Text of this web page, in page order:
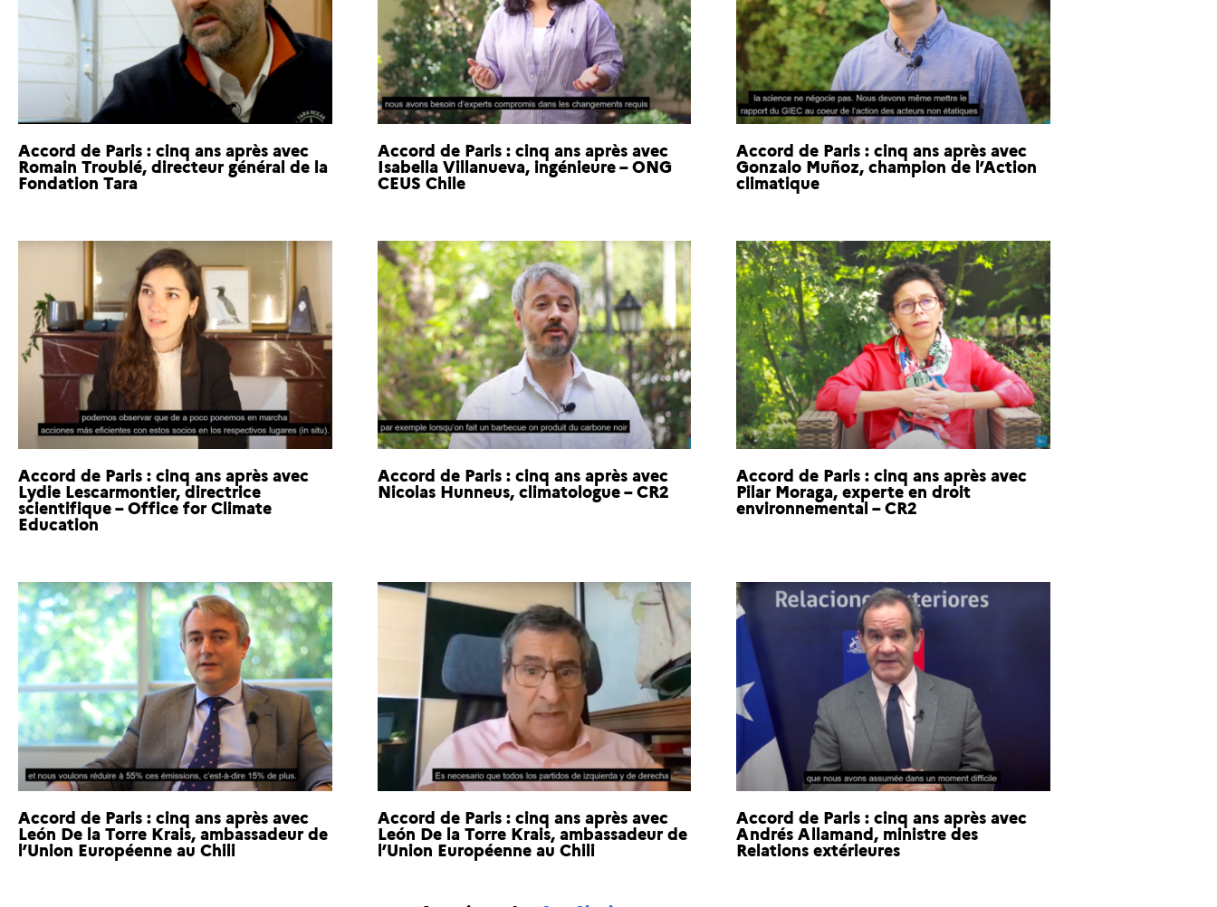
Accord de Paris : cinq ans après avec
Romain Troublé, directeur général de la
Fondation Tara
Accord de Paris : cinq ans après avec
Isabella Villanueva, ingénieure – ONG
CEUS Chile
Accord de Paris : cinq ans après avec
Gonzalo Muñoz, champion de l’Action
climatique
Accord de Paris : cinq ans après avec
Lydie Lescarmontier, directrice
scientifique – Office for Climate
Education
Accord de Paris : cinq ans après avec
Nicolas Hunneus, climatologue – CR2
Accord de Paris : cinq ans après avec
Pilar Moraga, experte en droit
environnemental – CR2
Accord de Paris : cinq ans après avec
León De la Torre Krais, ambassadeur de
l’Union Européenne au Chili
Accord de Paris : cinq ans après avec
León De la Torre Krais, ambassadeur de
l’Union Européenne au Chili
Accord de Paris : cinq ans après avec
Andrés Allamand, ministre des
Relations extérieures